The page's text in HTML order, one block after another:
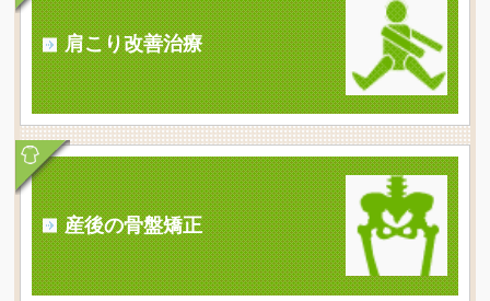
肩こり改善治療
産後の骨盤矯正